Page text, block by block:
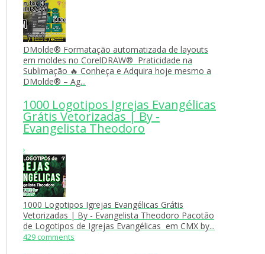
DMolde® Formatação automatizada de layouts
em moldes no CorelDRAW® Praticidade na
Sublimação 🔥 Conheça e Adquira hoje mesmo a
DMolde® – Ag...
1000 Logotipos Igrejas Evangélicas
Grátis Vetorizadas | By -
Evangelista Theodoro
›
1000 Logotipos Igrejas Evangélicas Grátis
Vetorizadas | By - Evangelista Theodoro Pacotão
de Logotipos de Igrejas Evangélicas em CMX by...
429 comments